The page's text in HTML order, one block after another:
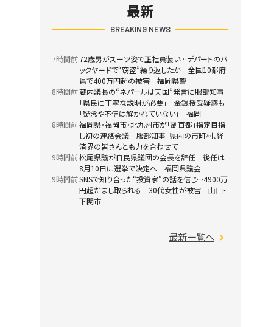
最新
BREAKING NEWS
7時間前72歳男がスーツ姿で正社員装い…デパートのバ
ックヤードで“窃盗”繰り返したか 全国10都府
県で400万円超の被害 福岡県警
8時間前蔵内議長の“ネパールは天国”発言に服部知事
「県民に丁寧な説明が必要」 金銭授受疑惑も
「疑念や不信は解かれていない」 福岡
8時間前福岡県・福岡市・北九州市が「副首都」指定目指
し初の連絡会議 服部知事「県内の市町村、経
済界の皆さんとも力を合わせて」
9時間前松尾県議が自民県議団の会長を辞任 後任は
8月10日に選挙で決定へ 福岡県議会
9時間前SNSで知り合った“投資家”の話を信じ…4900万
円超だまし取られる 30代女性が被害 山口・
下関市
最新一覧へ